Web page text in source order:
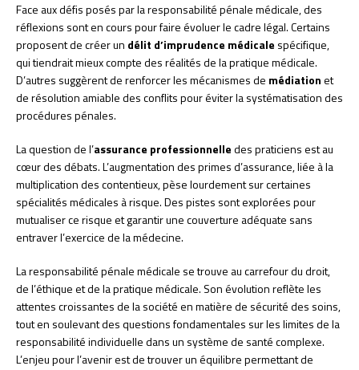
Face aux défis posés par la responsabilité pénale médicale, des
réflexions sont en cours pour faire évoluer le cadre légal. Certains
proposent de créer un délit d’imprudence médicale spécifique,
qui tiendrait mieux compte des réalités de la pratique médicale.
D’autres suggèrent de renforcer les mécanismes de médiationet
de résolution amiable des conflits pour éviter la systématisation des
procédures pénales.
La question de l’assurance professionnelledes praticiens est au
cœur des débats. L’augmentation des primes d’assurance, liée à la
multiplication des contentieux, pèse lourdement sur certaines
spécialités médicales à risque. Des pistes sont explorées pour
mutualiser ce risque et garantir une couverture adéquate sans
entraver l’exercice de la médecine.
La responsabilité pénale médicale se trouve au carrefour du droit,
de l’éthique et de la pratique médicale. Son évolution reflète les
attentes croissantes de la société en matière de sécurité des soins,
tout en soulevant des questions fondamentales sur les limites de la
responsabilité individuelle dans un système de santé complexe.
L’enjeu pour l’avenir est de trouver un équilibre permettant de